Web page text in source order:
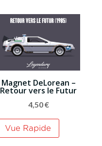
Magnet DeLorean –
Retour vers le Futur
4,50€
Vue Rapide